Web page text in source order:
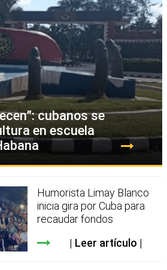
cubanos se
en escuela
Humorista Limay Blanco
inicia gira por Cuba para
recaudar fondos
Leer artículo